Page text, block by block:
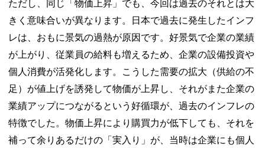
ただし、同じ「物価上昇」でも、今回は過去のそれとは大
きく意味合いが異なります。日本で過去に発生したインフ
レは、おもに景気の過熱が原因です。好景気で企業の業績
が上がり、従業員の給料も増えるため、企業の設備投資や
個人消費が活発化します。こうした需要の拡大（供給の不
足）が値上げを誘発して物価が上昇し、それがまた企業の
業績アップにつながるという好循環が、過去のインフレの
特徴でした。物価上昇により購買力が低下しても、それを
補って余りあるだけの「実入り」が、当時は企業にも個人